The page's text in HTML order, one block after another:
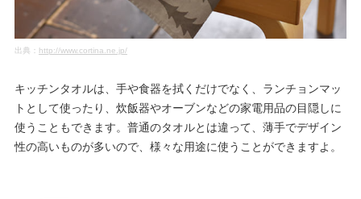
出典： http://www.cortina.ne.jp/
キッチンタオルは、手や食器を拭くだけでなく、ランチョンマッ
トとして使ったり、炊飯器やオーブンなどの家電用品の目隠しに
使うこともできます。普通のタオルとは違って、薄手でデザイン
性の高いものが多いので、様々な用途に使うことができますよ。